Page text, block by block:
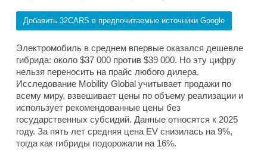
Добавить 32CARS в предпочитаемые источники Google
Электромобиль в среднем впервые оказался дешевле
гибрида: около $37 000 против $39 000. Но эту цифру
нельзя переносить на прайс любого дилера.
Исследование Mobility Global учитывает продажи по
всему миру, взвешивает цены по объему реализации и
использует рекомендованные цены без
государственных субсидий. Данные относятся к 2025
году. За пять лет средняя цена EV снизилась на 9%,
тогда как гибриды подорожали на 16%.